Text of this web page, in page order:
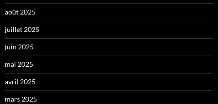
août 2025
juillet 2025
juin 2025
mai 2025
avril 2025
mars 2025